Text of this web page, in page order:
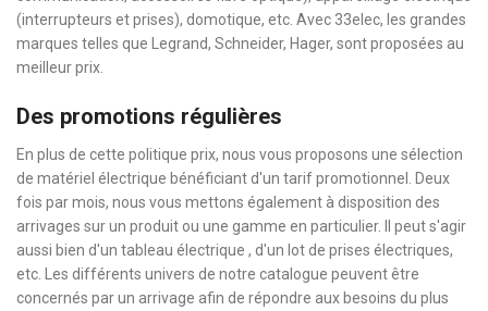
(interrupteurs et prises), domotique, etc. Avec 33elec, les grandes
marques telles que Legrand, Schneider, Hager, sont proposées au
meilleur prix.
Des promotions régulières
En plus de cette politique prix, nous vous proposons une sélection
de matériel électrique bénéficiant d'un tarif promotionnel. Deux
fois par mois, nous vous mettons également à disposition des
arrivages sur un produit ou une gamme en particulier. Il peut s'agir
aussi bien d'un tableau électrique , d'un lot de prises électriques,
etc. Les différents univers de notre catalogue peuvent être
concernés par un arrivage afin de répondre aux besoins du plus